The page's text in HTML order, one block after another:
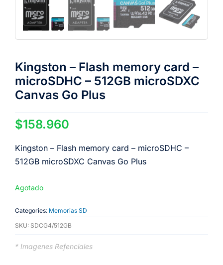
Kingston – Flash memory card –
microSDHC – 512GB microSDXC
Canvas Go Plus
$158.960
Kingston – Flash memory card – microSDHC –
512GB microSDXC Canvas Go Plus
Agotado
Categories: Memorias SD
SKU: SDCG4/512GB
* Imagenes Refenciales